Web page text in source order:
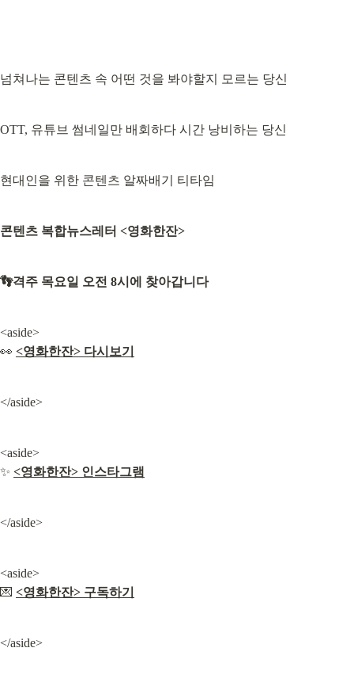
넘쳐나는 콘텐츠 속 어떤 것을 봐야할지 모르는 당신
OTT, 유튜브 썸네일만 배회하다 시간 낭비하는 당신
현대인을 위한 콘텐츠 알짜배기 티타임
콘텐츠 복합뉴스레터 <영화한잔>
👣격주 목요일 오전 8시에 찾아갑니다
<aside>
👀 <영화한잔> 다시보기
</aside>
<aside>
✨ <영화한잔> 인스타그램
</aside>
<aside>
💌 <영화한잔> 구독하기
</aside>